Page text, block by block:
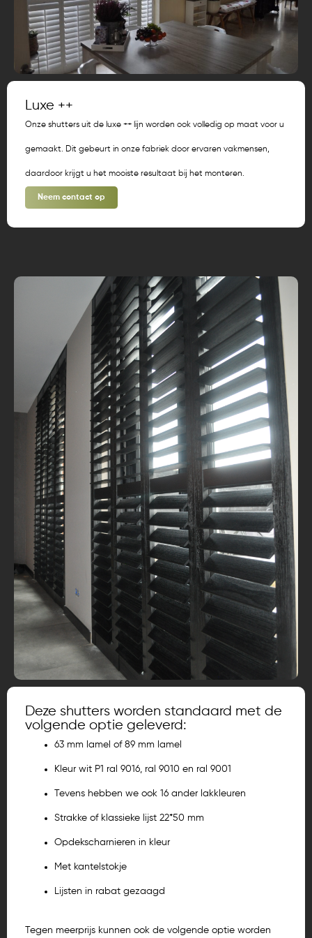
Luxe ++
Onze shutters uit de luxe ++ lijn worden ook volledig op maat voor u
gemaakt. Dit gebeurt in onze fabriek door ervaren vakmensen,
daardoor krijgt u het mooiste resultaat bij het monteren.
Neem contact op
Deze shutters worden standaard met de
volgende optie geleverd:
63 mm lamel of 89 mm lamel
Kleur wit P1 ral 9016, ral 9010 en ral 9001
Tevens hebben we ook 16 ander lakkleuren
Strakke of klassieke lijst 22*50 mm
Opdekscharnieren in kleur
Met kantelstokje
Lijsten in rabat gezaagd
Tegen meerprijs kunnen ook de volgende optie worden